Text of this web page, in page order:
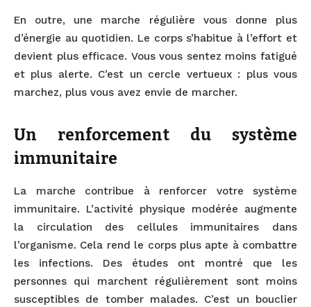
En outre, une marche régulière vous donne plus
d’énergie au quotidien. Le corps s’habitue à l’effort et
devient plus efficace. Vous vous sentez moins fatigué
et plus alerte. C’est un cercle vertueux : plus vous
marchez, plus vous avez envie de marcher.
Un renforcement du système
immunitaire
La marche contribue à renforcer votre système
immunitaire. L’activité physique modérée augmente
la circulation des cellules immunitaires dans
l’organisme. Cela rend le corps plus apte à combattre
les infections. Des études ont montré que les
personnes qui marchent régulièrement sont moins
susceptibles de tomber malades. C’est un bouclier